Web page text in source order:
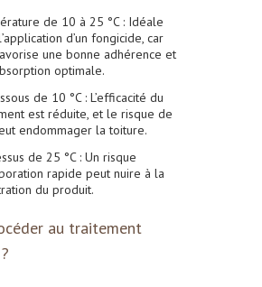
de 10 à 25 °C : Idéale
d’un fongicide, car
une bonne adhérence et
optimale.
de 10 °C : L’efficacité du
est réduite, et le risque de
endommager la toiture.
de 25 °C : Un risque
rapide peut nuire à la
du produit.
au traitement